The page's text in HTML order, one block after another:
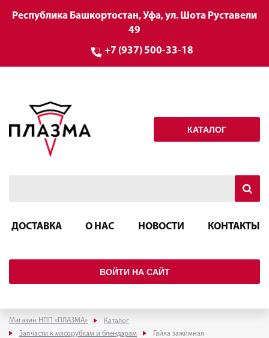
Республика Башкортостан, Уфа, ул. Шота Руставели
49
+7 (937) 500-33-18
КАТАЛОГ
ДОСТАВКА О НАС НОВОСТИ КОНТАКТЫ
ВОЙТИ НА САЙТ
Магазин НПП «ПЛАЗМА»
Каталог
Запчасти к мясорубкам и блендарам
Гайка зажимная